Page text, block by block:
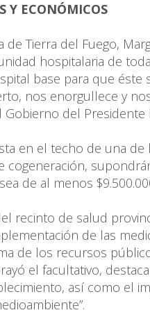
Y ECONÓMICOS
Tierra del Fuego,
hospitalaria de
base para que éste
nos enorgullece y
del
en el techo de una
cogeneración,
de al menos
recinto de salud
de las
de los recursos
el facultativo,
así como el